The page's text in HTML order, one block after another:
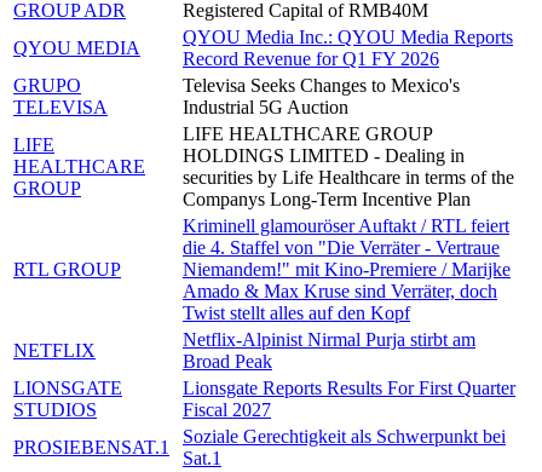
GROUP ADR
Registered Capital of RMB40M
QYOU MEDIA
QYOU Media Inc.: QYOU Media Reports
Record Revenue for Q1 FY 2026
GRUPO
TELEVISA
Televisa Seeks Changes to Mexico's
Industrial 5G Auction
LIFE
HEALTHCARE
GROUP
LIFE HEALTHCARE GROUP
HOLDINGS LIMITED - Dealing in
securities by Life Healthcare in terms of the
Companys Long-Term Incentive Plan
RTL GROUP
Kriminell glamouröser Auftakt / RTL feiert
die 4. Staffel von "Die Verräter - Vertraue
Niemandem!" mit Kino-Premiere / Marijke
Amado & Max Kruse sind Verräter, doch
Twist stellt alles auf den Kopf
NETFLIX
Netflix-Alpinist Nirmal Purja stirbt am
Broad Peak
LIONSGATE
STUDIOS
Lionsgate Reports Results For First Quarter
Fiscal 2027
PROSIEBENSAT.1
Soziale Gerechtigkeit als Schwerpunkt bei
Sat.1